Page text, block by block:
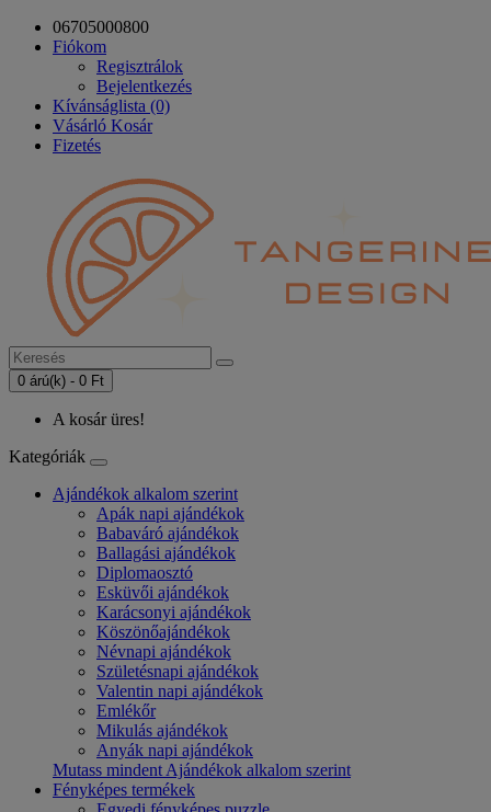
06705000800
Fiókom
Regisztrálok
Bejelentkezés
Kívánságlista (0)
Vásárló Kosár
Fizetés
0 árú(k) - 0 Ft
A kosár üres!
Kategóriák
Ajándékok alkalom szerint
Apák napi ajándékok
Babaváró ajándékok
Ballagási ajándékok
Diplomaosztó
Esküvői ajándékok
Karácsonyi ajándékok
Köszönőajándékok
Névnapi ajándékok
Születésnapi ajándékok
Valentin napi ajándékok
Emlékőr
Mikulás ajándékok
Anyák napi ajándékok
Mutass mindent Ajándékok alkalom szerint
Fényképes termékek